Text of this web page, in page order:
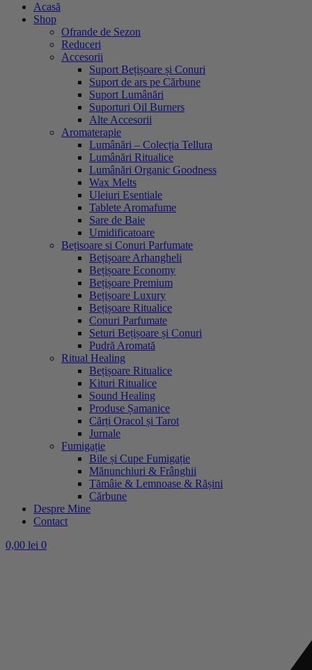
Acasă
Shop
Ofrande de Sezon
Reduceri
Accesorii
Suport Bețișoare și Conuri
Suport de ars pe Cărbune
Suport Lumânări
Suporturi Oil Burners
Alte Accesorii
Aromaterapie
Lumânări – Colecția Tellura
Lumânări Ritualice
Lumânări Organic Goodness
Wax Melts
Uleiuri Esentiale
Tablete Aromafume
Sare de Baie
Umidificatoare
Bețisoare si Conuri Parfumate
Bețișoare Arhangheli
Bețișoare Economy
Bețișoare Premium
Bețișoare Luxury
Bețișoare Ritualice
Conuri Parfumate
Seturi Bețișoare și Conuri
Pudră Aromată
Ritual Healing
Bețișoare Ritualice
Kituri Ritualice
Sound Healing
Produse Șamanice
Cărți Oracol și Tarot
Jurnale
Fumigație
Bile și Cupe Fumigație
Mănunchiuri & Frânghii
Tămâie & Lemnoase & Rășini
Cărbune
Despre Mine
Contact
0,00 lei 0